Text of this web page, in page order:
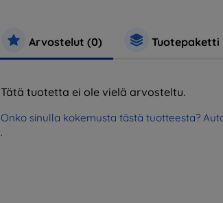
Arvostelut (0) Tuotepaketti
Tätä tuotetta ei ole vielä arvosteltu.
Onko sinulla kokemusta tästä tuotteesta?
.